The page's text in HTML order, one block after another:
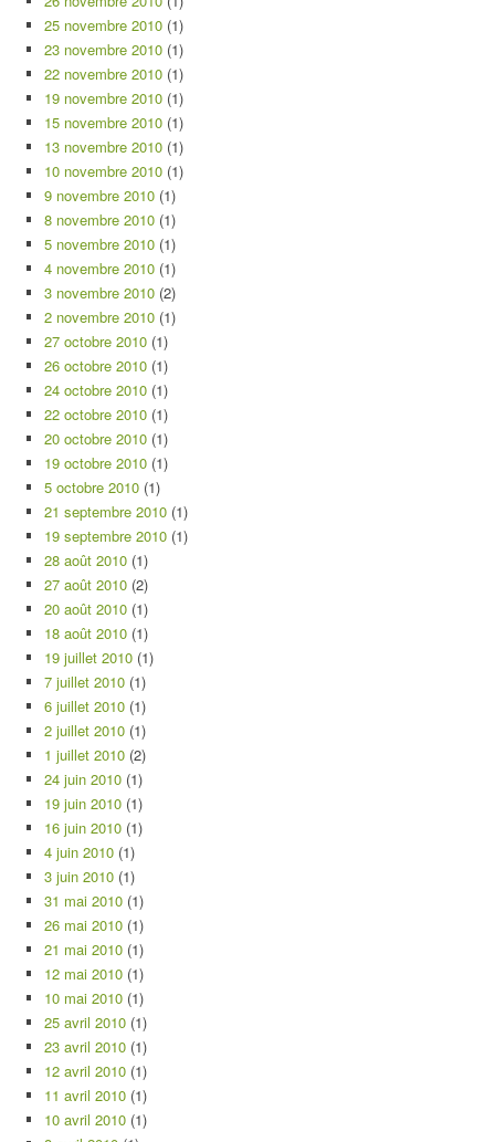
25 novembre 2010 (1)
23 novembre 2010 (1)
22 novembre 2010 (1)
19 novembre 2010 (1)
15 novembre 2010 (1)
13 novembre 2010 (1)
10 novembre 2010 (1)
9 novembre 2010 (1)
8 novembre 2010 (1)
5 novembre 2010 (1)
4 novembre 2010 (1)
3 novembre 2010 (2)
2 novembre 2010 (1)
27 octobre 2010 (1)
26 octobre 2010 (1)
24 octobre 2010 (1)
22 octobre 2010 (1)
20 octobre 2010 (1)
19 octobre 2010 (1)
5 octobre 2010 (1)
21 septembre 2010 (1)
19 septembre 2010 (1)
28 août 2010 (1)
27 août 2010 (2)
20 août 2010 (1)
18 août 2010 (1)
19 juillet 2010 (1)
7 juillet 2010 (1)
6 juillet 2010 (1)
2 juillet 2010 (1)
1 juillet 2010 (2)
24 juin 2010 (1)
19 juin 2010 (1)
16 juin 2010 (1)
4 juin 2010 (1)
3 juin 2010 (1)
31 mai 2010 (1)
26 mai 2010 (1)
21 mai 2010 (1)
12 mai 2010 (1)
10 mai 2010 (1)
25 avril 2010 (1)
23 avril 2010 (1)
12 avril 2010 (1)
11 avril 2010 (1)
10 avril 2010 (1)